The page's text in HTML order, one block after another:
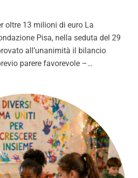
oltre 13 milioni di euro La
Pisa, nella seduta del 29
all’unanimità il bilancio
parere favorevole –…